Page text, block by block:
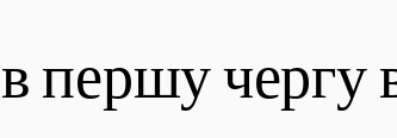
першу чергу